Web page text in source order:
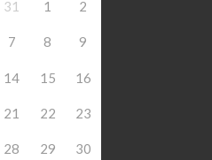
31 1 2
7 8 9
14 15 16
21 22 23
28 29 30